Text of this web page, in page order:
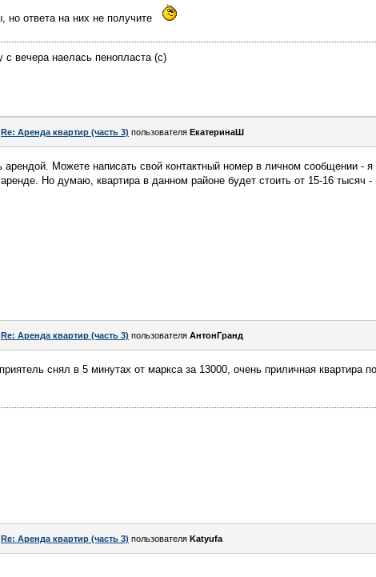
но ответа на них не получите
вечера наелась пенопласта (с)
Re: Аренда квартир (часть 3) пользователя ЕкатеринаШ
арендой. Можете написать свой контактный номер в личном сообщении -
Но думаю, квартира в данном районе будет стоить от 15-16 тысяч
Re: Аренда квартир (часть 3) пользователя АнтонГранд
снял в 5 минутах от маркса за 13000, очень приличная квартира
Re: Аренда квартир (часть 3) пользователя Katyufa